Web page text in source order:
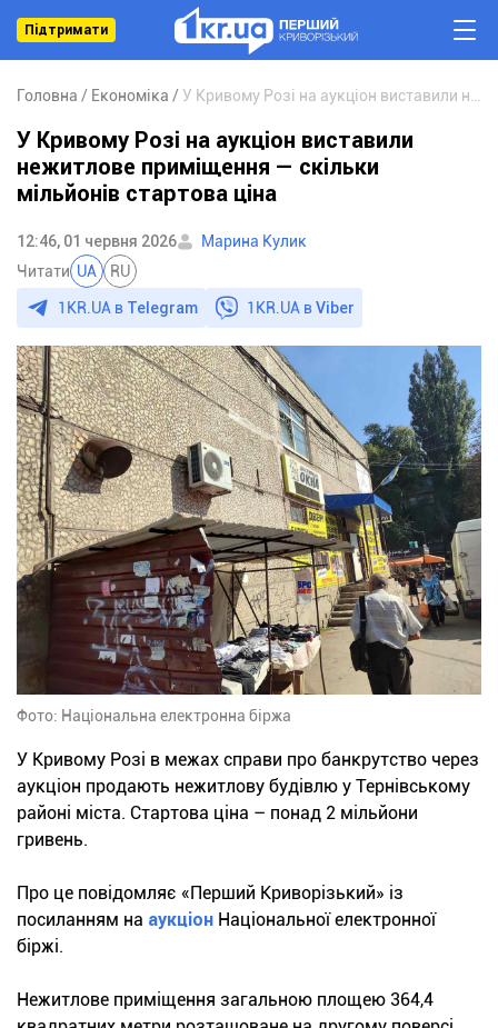
Підтримати
Головна Економіка
У Кривому Розі на аукціон виставили
нежитлове приміщення — скільки
мільйонів стартова ціна
12:46, 01 червня 2026
Марина Кулик
Читати UA RU
1KR.UA в Telegram 1KR.UA вViber
Фото: Національна електронна біржа
У Кривому Розі в межах справи про банкрутство через
аукціон продають нежитлову будівлю у Тернівському
районі міста. Стартова ціна – понад 2 мільйони
гривень.
Про це повідомляє «Перший Криворізький» із
посиланням на аукціон Національної електронної
біржі.
Нежитлове приміщення загальною площею 364,4